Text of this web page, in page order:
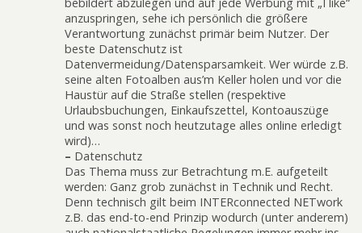
anzuspringen, sehe ich persönlich die größere
Verantwortung zunächst primär beim Nutzer. Der
beste Datenschutz ist
Datenvermeidung/Datensparsamkeit. Wer würde z.B.
seine alten Fotoalben aus’m Keller holen und vor die
Haustür auf die Straße stellen (respektive
Urlaubsbuchungen, Einkaufszettel, Kontoauszüge
und was sonst noch heutzutage alles online erledigt
wird)…
– Datenschutz
Das Thema muss zur Betrachtung m.E. aufgeteilt
werden: Ganz grob zunächst in Technik und Recht.
Denn technisch gilt beim INTERconnected NETwork
z.B. das end-to-end Prinzip wodurch (unter anderem)